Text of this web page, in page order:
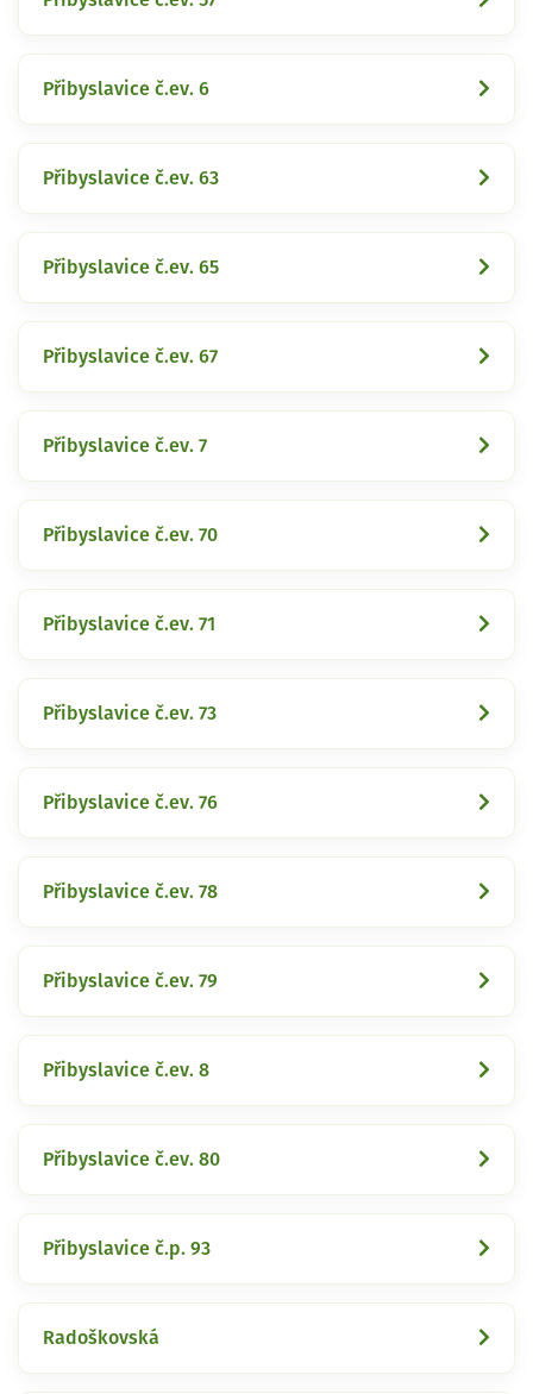
Přibyslavice č.ev. 6
Přibyslavice č.ev. 63
Přibyslavice č.ev. 65
Přibyslavice č.ev. 67
Přibyslavice č.ev. 7
Přibyslavice č.ev. 70
Přibyslavice č.ev. 71
Přibyslavice č.ev. 73
Přibyslavice č.ev. 76
Přibyslavice č.ev. 78
Přibyslavice č.ev. 79
Přibyslavice č.ev. 8
Přibyslavice č.ev. 80
Přibyslavice č.p. 93
Radoškovská